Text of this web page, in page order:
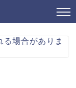
場合がありま